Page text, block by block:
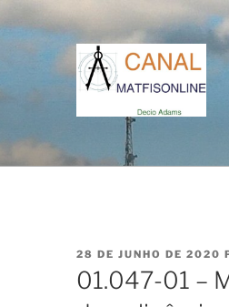
PUBLICADO
EM
28 DE JUNHO DE 2020
01.047-01 –